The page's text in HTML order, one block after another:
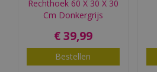
Rechthoek 60 X 30 X 30
Cm Donkergrijs
€ 39,99
Bestellen